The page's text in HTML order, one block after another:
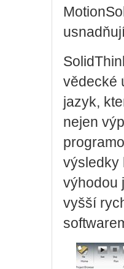
vědecké
jazyk,
nejen
výsledky
výhodou
vyšší